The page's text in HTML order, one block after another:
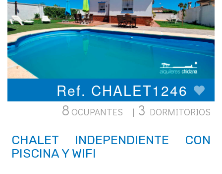
Ref. CHALET1246
8 OCUPANTES | 3 DORMITORIOS
CHALET INDEPENDIENTE CON
PISCINA Y WIFI